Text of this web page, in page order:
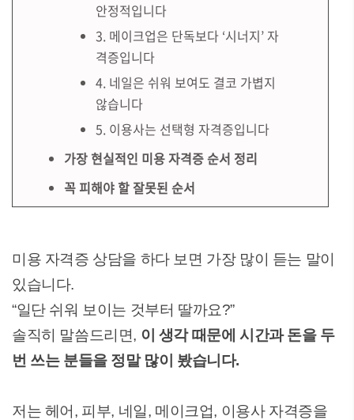
안정적입니다
3. 메이크업은 단독보다 ‘시너지’ 자
격증입니다
4. 네일은 쉬워 보여도 결코 가볍지
않습니다
5. 이용사는 선택형 자격증입니다
가장 현실적인 미용 자격증 순서 정리
꼭 피해야 할 잘못된 순서
미용 자격증 상담을 하다 보면 가장 많이 듣는 말이
있습니다.
“일단 쉬워 보이는 것부터 딸까요?”
솔직히 말씀드리면, 이 생각 때문에 시간과 돈을 두
번 쓰는 분들을 정말 많이 봤습니다.
저는 헤어, 피부, 네일, 메이크업, 이용사 자격증을